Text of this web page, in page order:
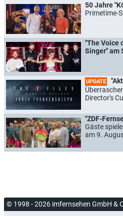
50 Jahre
Primetime-
"The Voice
Singer" am
UPDATE
Director's
"ZDF-
Gäste
am 9.
© 1998 - 2026 imfernsehen GmbH &